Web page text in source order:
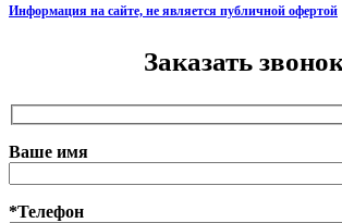
Информация на сайте, не является публичной офертой
Заказать
Ваше имя
*Телефон